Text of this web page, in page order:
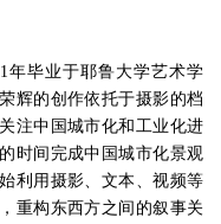
年毕业于耶鲁大学艺术学
辉的创作依托于摄影的档
注中国城市化和工业化进
时间完成中国城市化景观
利用摄影、文本、视频等
重构东西方之间的叙事关